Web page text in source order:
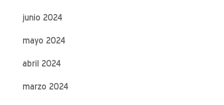
junio 2024
mayo 2024
abril 2024
marzo 2024